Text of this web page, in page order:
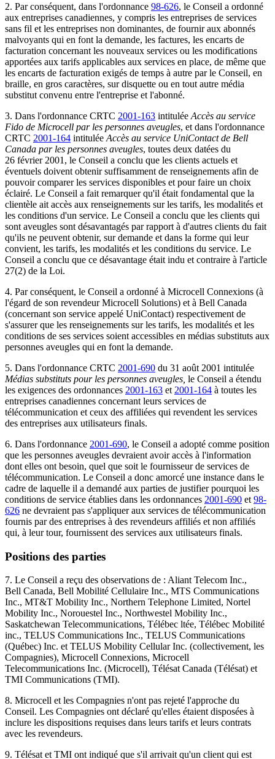
2. Par conséquent, dans l'ordonnance 98-626, le Conseil a ordonné
aux entreprises canadiennes, y compris les entreprises de services
sans fil et les entreprises non dominantes, de fournir aux abonnés
malvoyants qui en font la demande, les factures, les encarts de
facturation concernant les nouveaux services ou les modifications
apportées aux tarifs applicables aux services en place, de même que
les encarts de facturation exigés de temps à autre par le Conseil, en
braille, en gros caractères, sur disquette ou en tout autre média
substitut convenu entre l'entreprise et l'abonné.
3. Dans l'ordonnance CRTC 2001-163 intitulée Accès au service
Fido de Microcell par les personnes aveugles, et dans l'ordonnance
CRTC 2001-164 intitulée Accès au service UniContact de Bell
Canada par les personnes aveugles, toutes deux datées du
26 février 2001, le Conseil a conclu que les clients actuels et
éventuels doivent obtenir suffisamment de renseignements afin de
pouvoir comparer les services disponibles et pour faire un choix
éclairé. Le Conseil a fait remarquer qu'il était fondamental que la
clientèle ait accès aux renseignements sur les tarifs, les modalités et
les conditions d'un service. Le Conseil a conclu que les clients qui
sont aveugles sont désavantagés par rapport à d'autres clients du fait
qu'ils ne peuvent obtenir, sur demande et dans la forme qui leur
convient, les tarifs, les modalités et les conditions du service. Le
Conseil a conclu que ce désavantage était indu et contraire à l'article
27(2) de la Loi.
4. Par conséquent, le Conseil a ordonné à Microcell Connexions (à
l'égard de son revendeur Microcell Solutions) et à Bell Canada
(concernant son service appelé UniContact) respectivement de
s'assurer que les renseignements sur les tarifs, les modalités et les
conditions de ses services soient accessibles en médias substituts aux
personnes aveugles qui en font la demande.
5. Dans l'ordonnance CRTC 2001-690 du 31 août 2001 intitulée
Médias substituts pour les personnes aveugles, le Conseil a étendu
les exigences des ordonnances 2001-163 et 2001-164 à toutes les
entreprises canadiennes concernant leurs services de
télécommunication et ceux des affiliées qui revendent les services
des entreprises aux utilisateurs finals.
6. Dans l'ordonnance 2001-690, le Conseil a adopté comme position
que les personnes aveugles devraient avoir accès à l'information
dont elles ont besoin, quel que soit le fournisseur de services de
télécommunication. Le Conseil a donc amorcé une instance dans le
cadre de laquelle il a demandé aux parties de justifier pourquoi les
conditions de service établies dans les ordonnances 2001-690 et 98-
626 ne devraient pas s'appliquer aux services de télécommunication
fournis par des entreprises à des revendeurs affiliés et non affiliés
qui, à leur tour, fournissent des services aux utilisateurs finals.
Positions des parties
7. Le Conseil a reçu des observations de : Aliant Telecom Inc.,
Bell Canada, Bell Mobilité Cellulaire Inc., MTS Communications
Inc., MT&T Mobility Inc., Northern Telephone Limited, Nortel
Mobility Inc., Norouestel Inc., Northwestel Mobility Inc.,
Saskatchewan Telecommunications, Télébec ltée, Télébec Mobilité
inc., TELUS Communications Inc., TELUS Communications
(Québec) Inc. et TELUS Mobility Cellular Inc. (collectivement, les
Compagnies), Microcell Connexions, Microcell
Telecommunications Inc. (Microcell), Télésat Canada (Télésat) et
TMI Communications (TMI).
8. Microcell et les Compagnies n'ont pas rejeté l'approche du
Conseil. Les Compagnies ont déclaré qu'elles étaient disposées à
inclure les dispositions requises dans leurs tarifs et leurs contrats
avec les revendeurs.
9. Télésat et TMI ont indiqué que s'il arrivait qu'un client qui est